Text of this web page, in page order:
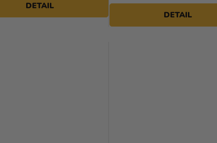
DETAIL
DETAIL